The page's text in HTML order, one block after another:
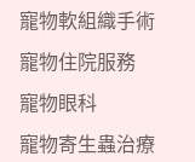
寵物軟組織手術
寵物住院服務
寵物眼科
寵物寄生蟲治療